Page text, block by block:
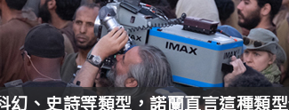
幻、史詩等類型，諾蘭直言這種類型